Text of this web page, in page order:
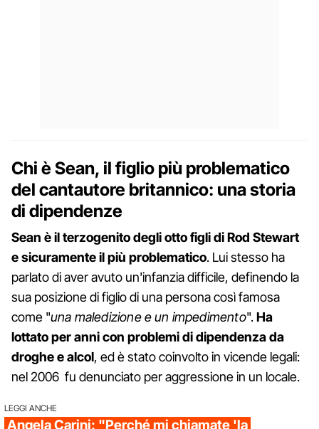
Chi è Sean, il figlio più problematico
del cantautore britannico: una storia
di dipendenze
Sean è il terzogenito degli otto figli di Rod Stewart
e sicuramente il più problematico. Lui stesso ha
parlato di aver avuto un'infanzia difficile, definendo la
sua posizione di figlio di una persona così famosa
come "una maledizione e un impedimento".Ha
lottato per anni con problemi di dipendenza da
droghe e alcol, ed è stato coinvolto in vicende legali:
nel 2006 fu denunciato per aggressione in un locale.
LEGGI ANCHE
Angela Carini: "Perché mi chiamate 'la